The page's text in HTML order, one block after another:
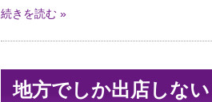
続きを読む »
地方でしか出店しな